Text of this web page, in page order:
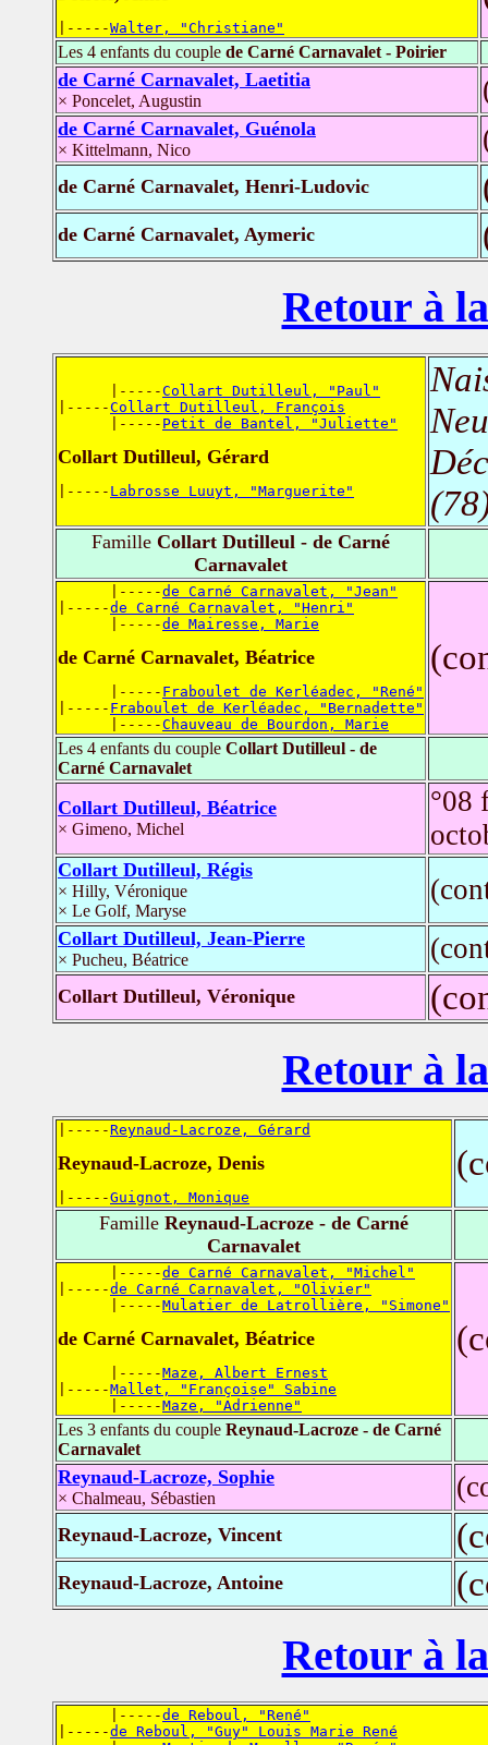
|-----Walter, "Christiane"
Les 4 enfants du couple de Carné Carnavalet - Poirier
de Carné Carnavalet, Laetitia
× Poncelet, Augustin
de Carné Carnavalet, Guénola
× Kittelmann, Nico
de Carné Carnavalet, Henri-Ludovic
de Carné Carnavalet, Aymeric
Retour à
      |-----
Collart Dutilleul, "Paul"
|-----Collart Dutilleul, François
      |-----
Petit de Bantel, "Juliette"
Collart Dutilleul, Gérard
|----- Labrosse Luuyt, "Marguerite"
Famille Collart Dutilleul - de Carné
Carnavalet
      |-----
de Carné Carnavalet, "Jean"
|-----de Carné Carnavalet, "Henri"
      |-----
de Mairesse, Marie
de Carné Carnavalet, Béatrice
      |-----
Fraboulet de Kerléadec, "René"
|----- Fraboulet de Kerléadec, "Bernadette"
      |-----
Chauveau de Bourdon, Marie
Les 4 enfants du couple Collart Dutilleul - de
Carné Carnavalet
Collart Dutilleul, Béatrice
× Gimeno, Michel
°08
Collart Dutilleul, Régis
× Hilly, Véronique
× Le Golf, Maryse
Collart Dutilleul, Jean-Pierre
× Pucheu, Béatrice
Collart Dutilleul, Véronique
Retour à
|-----Reynaud-Lacroze, Gérard
Reynaud-Lacroze, Denis
|-----Guignot, Monique
Famille Reynaud-Lacroze - de Carné
Carnavalet
      |-----
de Carné Carnavalet, "Michel"
|-----de Carné Carnavalet, "Olivier"
      |-----
Mulatier de Latrollière, "Simone"
de Carné Carnavalet, Béatrice
      |-----
Maze, Albert Ernest
|-----Mallet, "Françoise" Sabine
      |-----
Maze, "Adrienne"
Les 3 enfants du couple Reynaud-Lacroze - de Carné
Carnavalet
Reynaud-Lacroze, Sophie
× Chalmeau, Sébastien
Reynaud-Lacroze, Vincent
Reynaud-Lacroze, Antoine
Retour à
      |-----
de Reboul, "René"
|-----de Reboul, "Guy" Louis Marie René